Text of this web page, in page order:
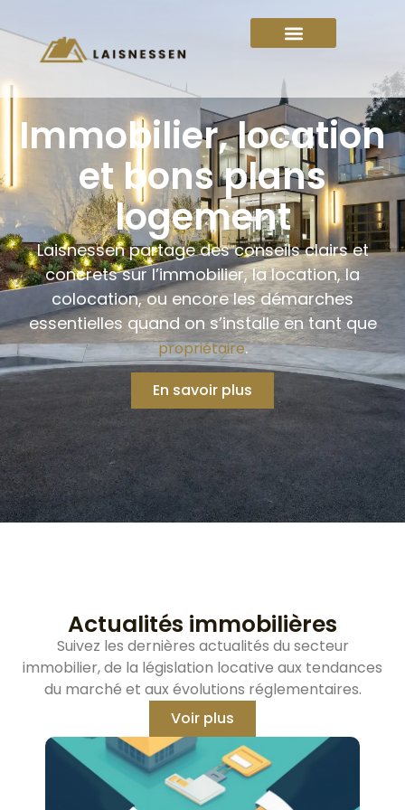
Immobilier, location
et bons plans
logement
Laisnessen partage des conseils clairs et
concrets sur l’immobilier, la location, la
colocation, ou encore les démarches
essentielles quand on s’installe en tant que
propriétaire.
En savoir plus
Actualités immobilières
Suivez les dernières actualités du secteur
immobilier, de la législation locative aux tendances
du marché et aux évolutions réglementaires.
Voir plus